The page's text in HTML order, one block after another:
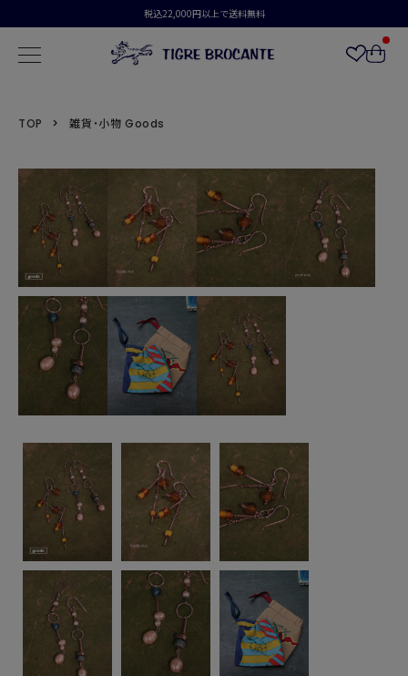
税込22,000円以上で送料無料
TOP 雑貨・小物 Goods